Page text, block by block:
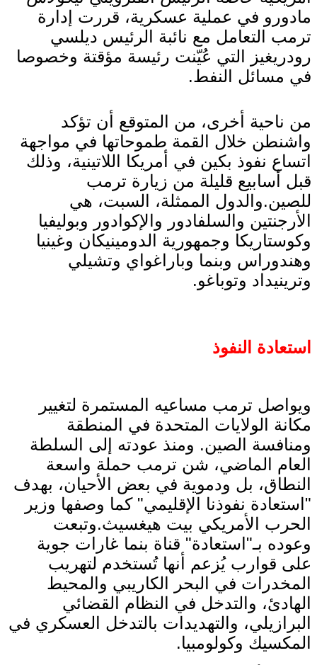
مادورو في عملية عسكرية، قررت إدارة
ترمب التعامل مع نائبة الرئيس ديلسي
رودريغيز التي عُيّنت رئيسة مؤقتة وخصوصا
في مسائل النفط.
من ناحية أخرى، من المتوقع أن تؤكد
واشنطن خلال القمة طموحاتها في مواجهة
اتساع نفوذ بكين في أمريكا اللاتينية، وذلك
قبل أسابيع قليلة من زيارة ترمب
للصين.والدول الممثلة، السبت، هي
الأرجنتين والسلفادور والإكوادور وبوليفيا
وكوستاريكا وجمهورية الدومينيكان وغينيا
وهندوراس وبنما وباراغواي وتشيلي
وترينيداد وتوباغو.
استعادة النفوذ
ويواصل ترمب مساعيه المستمرة لتغيير
مكانة الولايات المتحدة في المنطقة
ومنافسة الصين. ومنذ عودته إلى السلطة
العام الماضي، شن ترمب حملة واسعة
النطاق، بل ودموية في بعض الأحيان، بهدف
"استعادة نفوذنا الإقليمي" كما وصفها وزير
الحرب الأمريكي بيت هيغسيث.وتبعت
وعوده بـ"استعادة" قناة بنما غارات جوية
على قوارب يُزعم أنها تُستخدم لتهريب
المخدرات في البحر الكاريبي والمحيط
الهادئ، والتدخل في النظام القضائي
البرازيلي، والتهديدات بالتدخل العسكري في
المكسيك وكولومبيا.